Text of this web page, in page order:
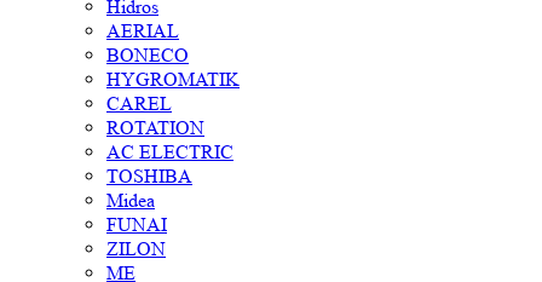
Hidros
AERIAL
BONECO
HYGROMATIK
CAREL
ROTATION
AC ELECTRIC
TOSHIBA
Midea
FUNAI
ZILON
ME